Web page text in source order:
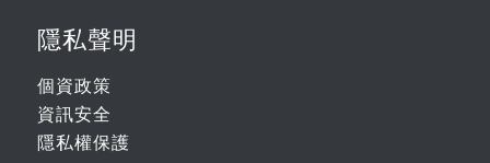
隱私聲明
個資政策
資訊安全
隱私權保護